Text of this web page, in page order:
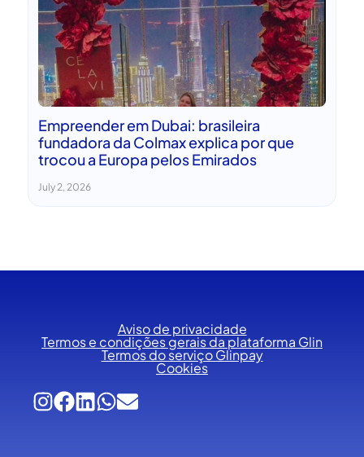
Empreender em Dubai: brasileira
fundadora da Colmax explica por que
trocou a Europa pelos Emirados
July 2, 2026
Aviso de privacidade
Termos e condições gerais da plataforma Glin
Termos do serviço Glinpay
Cookies